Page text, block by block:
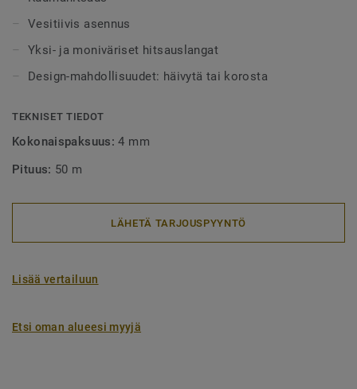
Vesitiivis asennus
Yksi- ja moniväriset hitsauslangat
Design-mahdollisuudet: häivytä tai korosta
TEKNISET TIEDOT
Kokonaispaksuus:4 mm
Pituus: 50 m
LÄHETÄ TARJOUSPYYNTÖ
Lisää vertailuun
Etsi oman alueesi myyjä